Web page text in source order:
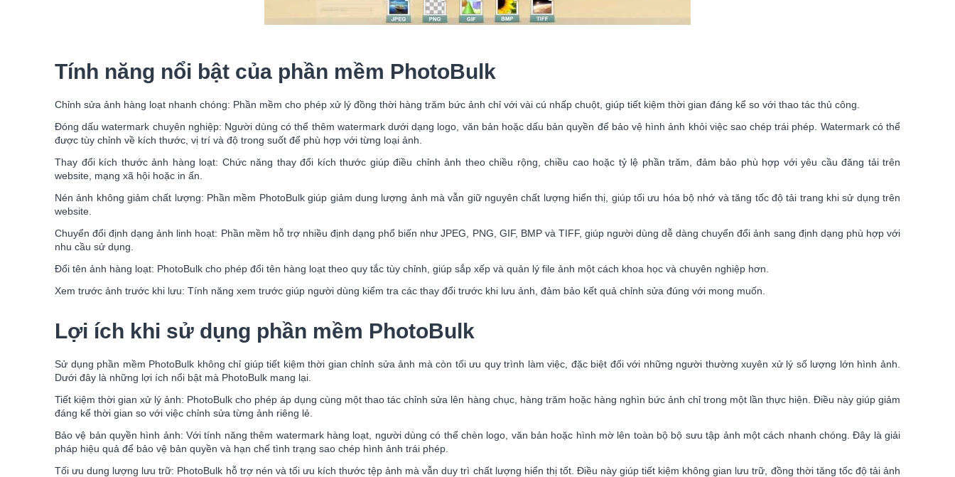
Tính năng nổi bật của phần mềm PhotoBulk
Chỉnh sửa ảnh hàng loạt nhanh chóng: Phần mềm cho phép xử lý đồng thời hàng trăm bức ảnh chỉ với vài cú nhấp chuột, giúp tiết kiệm thời gian đáng kể so với thao tác thủ công.
Đóng dấu watermark chuyên nghiệp: Người dùng có thể thêm watermark dưới dạng logo, văn bản hoặc dấu bản quyền để bảo vệ hình ảnh khỏi việc sao chép trái phép. Watermark có thể
được tùy chỉnh về kích thước, vị trí và độ trong suốt để phù hợp với từng loại ảnh.
Thay đổi kích thước ảnh hàng loạt: Chức năng thay đổi kích thước giúp điều chỉnh ảnh theo chiều rộng, chiều cao hoặc tỷ lệ phần trăm, đảm bảo phù hợp với yêu cầu đăng tải trên
website, mạng xã hội hoặc in ấn.
Nén ảnh không giảm chất lượng: Phần mềm PhotoBulk giúp giảm dung lượng ảnh mà vẫn giữ nguyên chất lượng hiển thị, giúp tối ưu hóa bộ nhớ và tăng tốc độ tải trang khi sử dụng trên
website.
Chuyển đổi định dạng ảnh linh hoạt: Phần mềm hỗ trợ nhiều định dạng phổ biến như JPEG, PNG, GIF, BMP và TIFF, giúp người dùng dễ dàng chuyển đổi ảnh sang định dạng phù hợp với
nhu cầu sử dụng.
Đổi tên ảnh hàng loạt: PhotoBulk cho phép đổi tên hàng loạt theo quy tắc tùy chỉnh, giúp sắp xếp và quản lý file ảnh một cách khoa học và chuyên nghiệp hơn.
Xem trước ảnh trước khi lưu: Tính năng xem trước giúp người dùng kiểm tra các thay đổi trước khi lưu ảnh, đảm bảo kết quả chỉnh sửa đúng với mong muốn.
Lợi ích khi sử dụng phần mềm PhotoBulk
Sử dụng phần mềm PhotoBulk không chỉ giúp tiết kiệm thời gian chỉnh sửa ảnh mà còn tối ưu quy trình làm việc, đặc biệt đối với những người thường xuyên xử lý số lượng lớn hình ảnh.
Dưới đây là những lợi ích nổi bật mà PhotoBulk mang lại.
Tiết kiệm thời gian xử lý ảnh: PhotoBulk cho phép áp dụng cùng một thao tác chỉnh sửa lên hàng chục, hàng trăm hoặc hàng nghìn bức ảnh chỉ trong một lần thực hiện. Điều này giúp giảm
đáng kể thời gian so với việc chỉnh sửa từng ảnh riêng lẻ.
Bảo vệ bản quyền hình ảnh: Với tính năng thêm watermark hàng loạt, người dùng có thể chèn logo, văn bản hoặc hình mờ lên toàn bộ bộ sưu tập ảnh một cách nhanh chóng. Đây là giải
pháp hiệu quả để bảo vệ bản quyền và hạn chế tình trạng sao chép hình ảnh trái phép.
Tối ưu dung lượng lưu trữ: PhotoBulk hỗ trợ nén và tối ưu kích thước tệp ảnh mà vẫn duy trì chất lượng hiển thị tốt. Điều này giúp tiết kiệm không gian lưu trữ, đồng thời tăng tốc độ tải ảnh